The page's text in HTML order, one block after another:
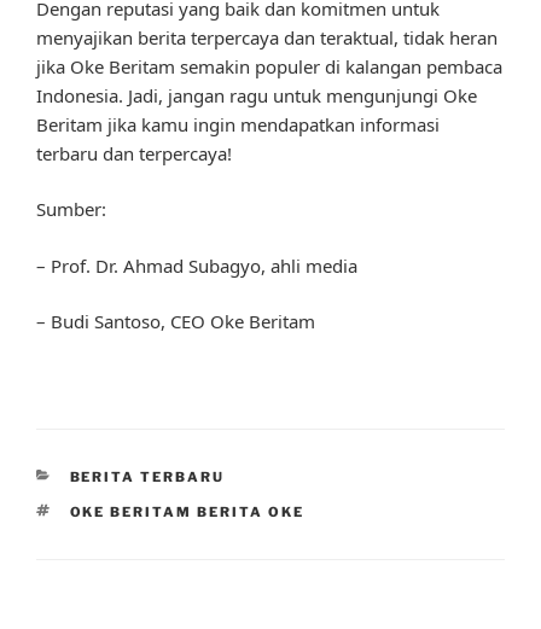
Dengan reputasi yang baik dan komitmen untuk
menyajikan berita terpercaya dan teraktual, tidak heran
jika Oke Beritam semakin populer di kalangan pembaca
Indonesia. Jadi, jangan ragu untuk mengunjungi Oke
Beritam jika kamu ingin mendapatkan informasi
terbaru dan terpercaya!
Sumber:
– Prof. Dr. Ahmad Subagyo, ahli media
– Budi Santoso, CEO Oke Beritam
CATEGORIES
BERITA TERBARU
TAGS
OKE BERITAM BERITA OKE